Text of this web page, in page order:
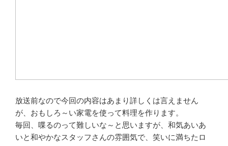
放送前なので今回の内容はあまり詳しくは言えません
が、おもしろ～い家電を使って料理を作ります。
毎回、喋るのって難しいな～と思いますが、和気あいあ
いと和やかなスタッフさんの雰囲気で、笑いに満ちたロ